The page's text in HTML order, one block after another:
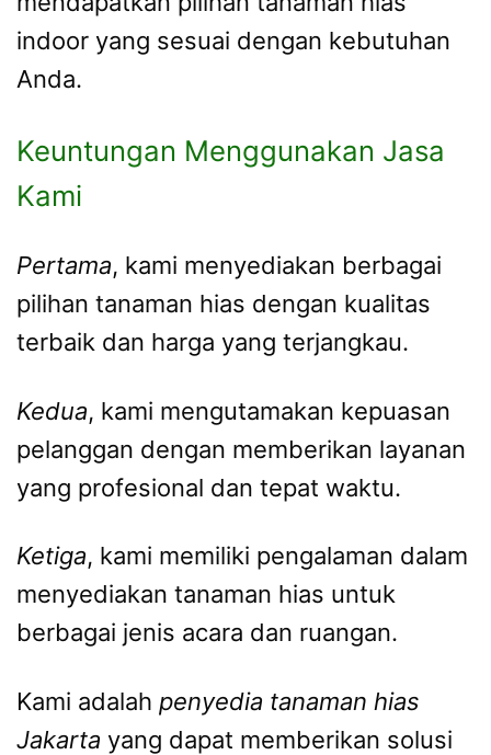
indoor yang sesuai dengan kebutuhan
Anda.
Keuntungan Menggunakan Jasa
Kami
Pertama, kami menyediakan berbagai
pilihan tanaman hias dengan kualitas
terbaik dan harga yang terjangkau.
Kedua, kami mengutamakan kepuasan
pelanggan dengan memberikan layanan
yang profesional dan tepat waktu.
Ketiga, kami memiliki pengalaman dalam
menyediakan tanaman hias untuk
berbagai jenis acara dan ruangan.
Kami adalah penyedia tanaman hias
Jakarta yang dapat memberikan solusi